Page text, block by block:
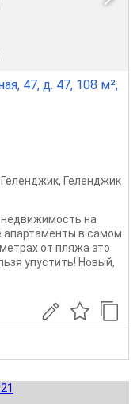
47, д. 47, 108 м²,
Геленджик, Геленджик
недвижимость на
апартаменты в самом
от пляжа это
упустить! Новый,